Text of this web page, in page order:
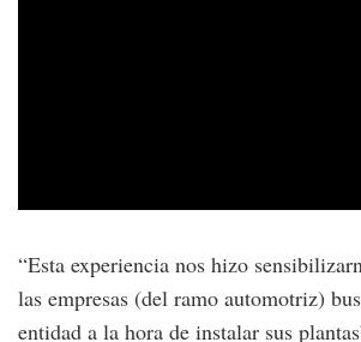
“Esta experiencia nos hizo
las empresas (del ramo automotriz)
entidad a la hora de instalar sus